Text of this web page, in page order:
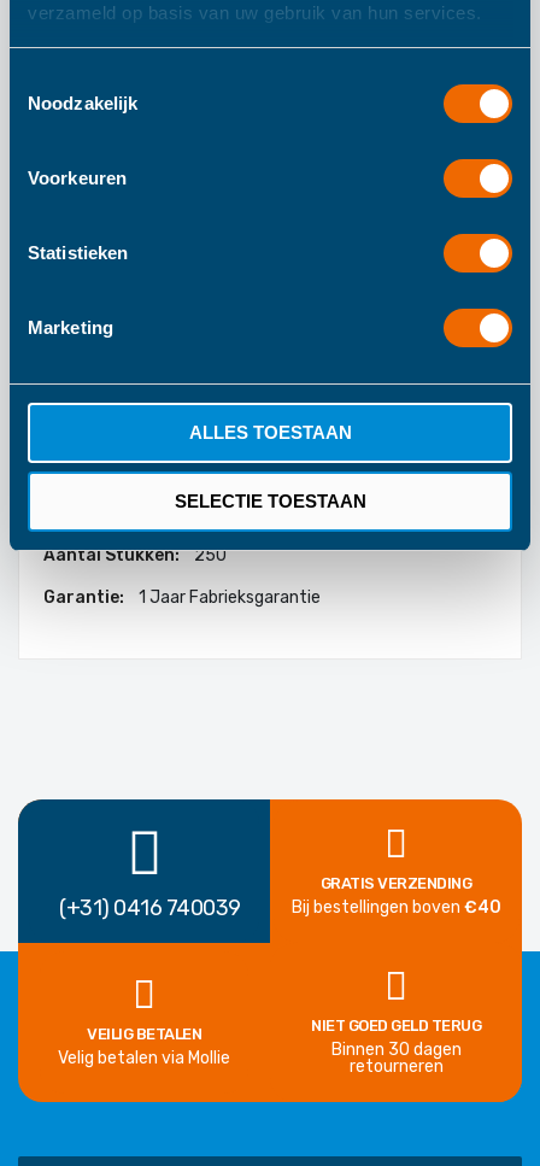
verzameld op basis van uw gebruik van hun services.
Noodzakelijk
Voorkeuren
Statistieken
Marketing
ALLES TOESTAAN
SELECTIE TOESTAAN
constructie moeten maken. Met maar liefst 250
brachiosaurus bouwen en tegelijkertijd hun technische
informatie
80
Vanaf 8 Jaar
250
1 Jaar Fabrieksgarantie
(+31) 0416 740039
GRATIS VERZENDING
Bij bestellingen boven €40
VEILIG BETALEN
Velig betalen via Mollie
NIET GOED GELD TERUG
Binnen 30 dagen
retourneren